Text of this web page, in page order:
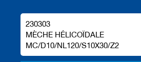
230303
MÈCHE HÉLICOÏDALE
MC/D10/NL120/S10X30/Z2